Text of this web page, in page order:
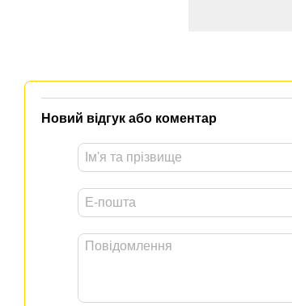
Новий відгук або коментар